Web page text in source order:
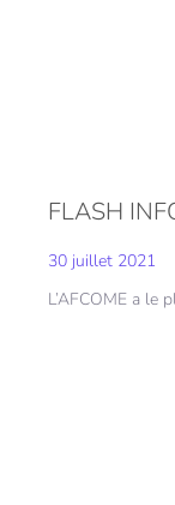
FLASH
30 juillet 2021
L’AFCOME a le